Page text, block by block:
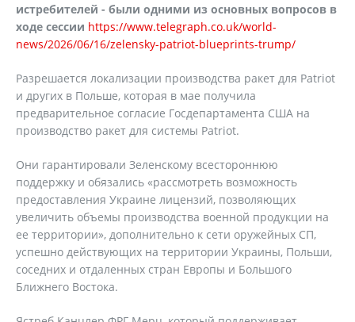
истребителей - были одними из основных вопросов в
ходе сессии https://www.telegraph.co.uk/world-
news/2026/06/16/zelensky-patriot-blueprints-trump/
Разрешается локализации производства ракет для Patriot
и других в Польше, которая в мае получила
предварительное согласие Госдепартамента США на
производство ракет для системы Patriot.
Они гарантировали Зеленскому всестороннюю
поддержку и обязались «рассмотреть возможность
предоставления Украине лицензий, позволяющих
увеличить объемы производства военной продукции на
ее территории», дополнительно к сети оружейных СП,
успешно действующих на территории Украины, Польши,
соседних и отдаленных стран Европы и Большого
Ближнего Востока.